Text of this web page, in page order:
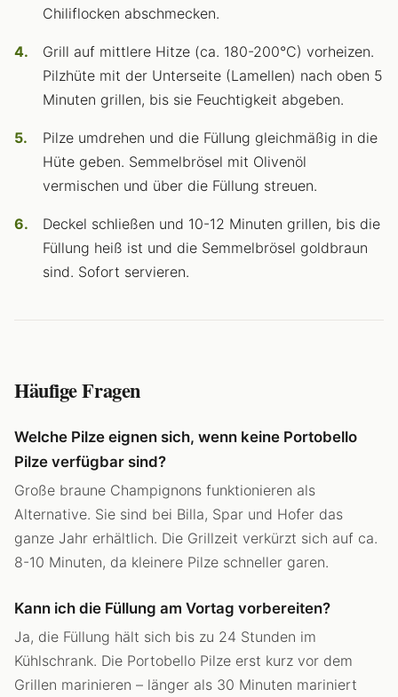
Chiliflocken abschmecken.
Grill auf mittlere Hitze (ca. 180-200°C) vorheizen.
Pilzhüte mit der Unterseite (Lamellen) nach oben 5
Minuten grillen, bis sie Feuchtigkeit abgeben.
Pilze umdrehen und die Füllung gleichmäßig in die
Hüte geben. Semmelbrösel mit Olivenöl
vermischen und über die Füllung streuen.
Deckel schließen und 10-12 Minuten grillen, bis die
Füllung heiß ist und die Semmelbrösel goldbraun
sind. Sofort servieren.
Häufige Fragen
Welche Pilze eignen sich, wenn keine Portobello
Pilze verfügbar sind?
Große braune Champignons funktionieren als
Alternative. Sie sind bei Billa, Spar und Hofer das
ganze Jahr erhältlich. Die Grillzeit verkürzt sich auf ca.
8-10 Minuten, da kleinere Pilze schneller garen.
Kann ich die Füllung am Vortag vorbereiten?
Ja, die Füllung hält sich bis zu 24 Stunden im
Kühlschrank. Die Portobello Pilze erst kurz vor dem
Grillen marinieren – länger als 30 Minuten mariniert